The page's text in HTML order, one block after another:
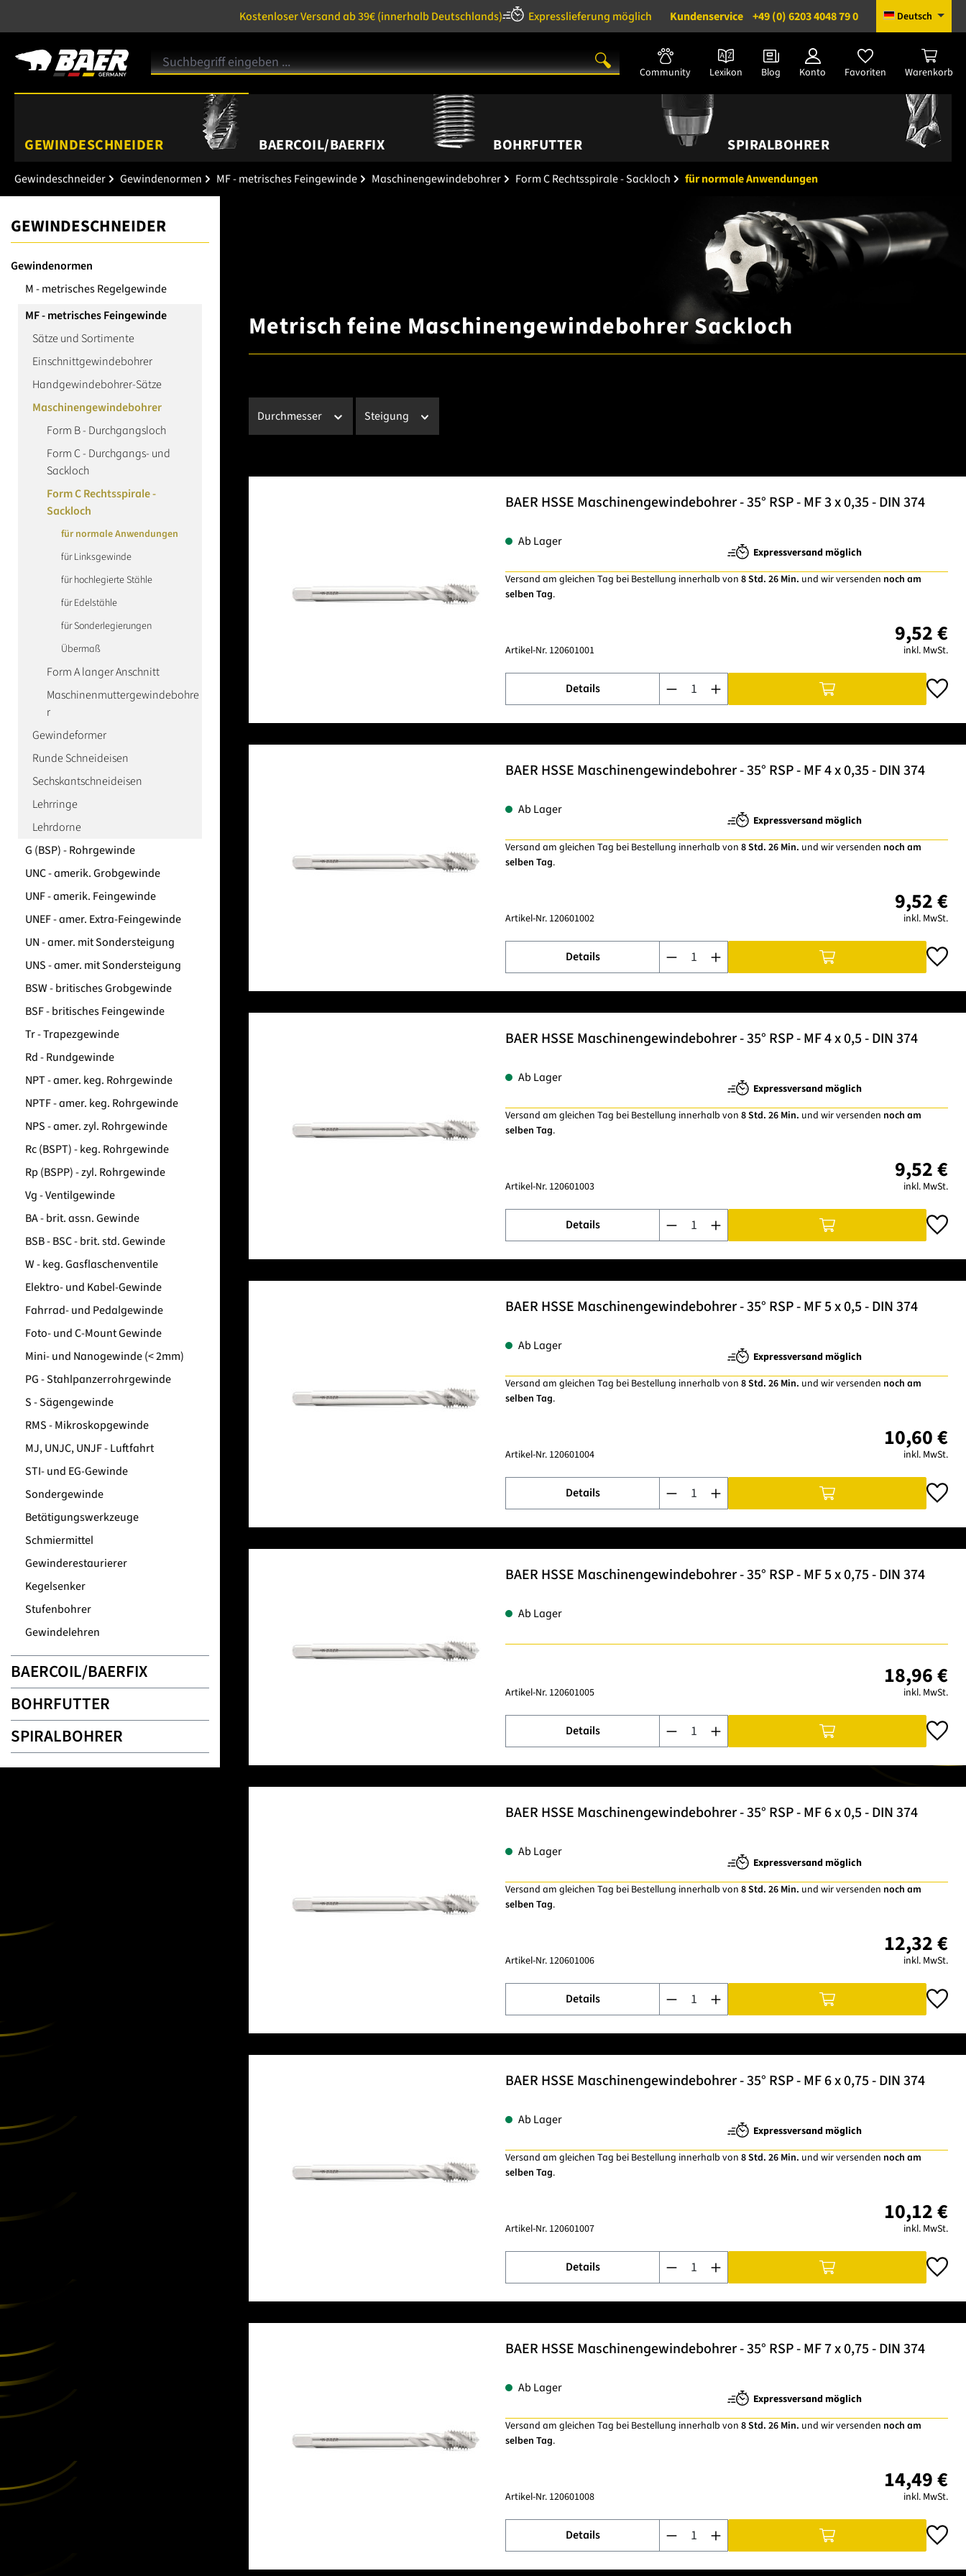
Kostenloser Versand ab 39€(innerhalb Deutschlands) Expresslieferung möglich Kundenservice +49 (0) 6203 4048 79 0 Deutsch
Community Lexikon Blog Konto Favoriten Warenkorb
GEWINDESCHNEIDER BAERCOIL/BAERFIX BOHRFUTTER SPIRALBOHRER
Gewindeschneider Gewindenormen MF - metrisches Feingewinde Maschinengewindebohrer Form C Rechtsspirale - Sackloch für normale Anwendungen
GEWINDESCHNEIDER
Gewindenormen
M - metrisches Regelgewinde
MF - metrisches Feingewinde
Sätze und Sortimente
Einschnittgewindebohrer
Handgewindebohrer-Sätze
Maschinengewindebohrer
Form B - Durchgangsloch
Form C - Durchgangs- und
Sackloch
Form C Rechtsspirale -
Sackloch
für normale Anwendungen
für Linksgewinde
für hochlegierte Stähle
für Edelstähle
für Sonderlegierungen
Übermaß
Form A langer Anschnitt
Maschinenmuttergewindebohre
r
Gewindeformer
Runde Schneideisen
Sechskantschneideisen
Lehrringe
Lehrdorne
G (BSP) - Rohrgewinde
UNC - amerik. Grobgewinde
UNF - amerik. Feingewinde
UNEF - amer. Extra-Feingewinde
UN - amer. mit Sondersteigung
UNS - amer. mit Sondersteigung
BSW - britisches Grobgewinde
BSF - britisches Feingewinde
Tr - Trapezgewinde
Rd - Rundgewinde
NPT - amer. keg. Rohrgewinde
NPTF - amer. keg. Rohrgewinde
NPS - amer. zyl. Rohrgewinde
Rc (BSPT) - keg. Rohrgewinde
Rp (BSPP) - zyl. Rohrgewinde
Vg - Ventilgewinde
BA - brit. assn. Gewinde
BSB - BSC - brit. std. Gewinde
W - keg. Gasflaschenventile
Elektro- und Kabel-Gewinde
Fahrrad- und Pedalgewinde
Foto- und C-Mount Gewinde
Mini- und Nanogewinde (< 2mm)
PG - Stahlpanzerrohrgewinde
S - Sägengewinde
RMS - Mikroskopgewinde
MJ, UNJC, UNJF - Luftfahrt
STI- und EG-Gewinde
Sondergewinde
Betätigungswerkzeuge
Schmiermittel
Gewinderestaurierer
Kegelsenker
Stufenbohrer
Gewindelehren
BAERCOIL/BAERFIX
BOHRFUTTER
SPIRALBOHRER
Metrisch feine Maschinengewindebohrer Sackloch
Durchmesser Steigung
BAER HSSE Maschinengewindebohrer - 35° RSP - MF 3 x 0,35 - DIN 374
Ab Lager
Expressversand möglich
Versand am gleichen Tag bei Bestellung innerhalb von 8 Std. 26 Min. und wir versenden noch am
selben Tag.
Artikel-Nr. 120601001
9,52 €
inkl. MwSt.
Details
Produkt Anzahl: Gib den gewünschten Wert ein oder
BAER HSSE Maschinengewindebohrer - 35° RSP - MF 4 x 0,35 - DIN 374
Ab Lager
Expressversand möglich
Versand am gleichen Tag bei Bestellung innerhalb von 8 Std. 26 Min. und wir versenden noch am
selben Tag.
Artikel-Nr. 120601002
9,52 €
inkl. MwSt.
Details
Produkt Anzahl: Gib den gewünschten Wert ein oder
BAER HSSE Maschinengewindebohrer - 35° RSP - MF 4 x 0,5 - DIN 374
Ab Lager
Expressversand möglich
Versand am gleichen Tag bei Bestellung innerhalb von 8 Std. 26 Min. und wir versenden noch am
selben Tag.
Artikel-Nr. 120601003
9,52 €
inkl. MwSt.
Details
Produkt Anzahl: Gib den gewünschten Wert ein oder
BAER HSSE Maschinengewindebohrer - 35° RSP - MF 5 x 0,5 - DIN 374
Ab Lager
Expressversand möglich
Versand am gleichen Tag bei Bestellung innerhalb von 8 Std. 26 Min. und wir versenden noch am
selben Tag.
Artikel-Nr. 120601004
10,60 €
inkl. MwSt.
Details
Produkt Anzahl: Gib den gewünschten Wert ein oder
BAER HSSE Maschinengewindebohrer - 35° RSP - MF 5 x 0,75 - DIN 374
Ab Lager
Artikel-Nr. 120601005
18,96 €
inkl. MwSt.
Details
Produkt Anzahl: Gib den gewünschten Wert ein oder
BAER HSSE Maschinengewindebohrer - 35° RSP - MF 6 x 0,5 - DIN 374
Ab Lager
Expressversand möglich
Versand am gleichen Tag bei Bestellung innerhalb von 8 Std. 26 Min. und wir versenden noch am
selben Tag.
Artikel-Nr. 120601006
12,32 €
inkl. MwSt.
Details
Produkt Anzahl: Gib den gewünschten Wert ein oder
BAER HSSE Maschinengewindebohrer - 35° RSP - MF 6 x 0,75 - DIN 374
Ab Lager
Expressversand möglich
Versand am gleichen Tag bei Bestellung innerhalb von 8 Std. 26 Min. und wir versenden noch am
selben Tag.
Artikel-Nr. 120601007
10,12 €
inkl. MwSt.
Details
Produkt Anzahl: Gib den gewünschten Wert ein oder
BAER HSSE Maschinengewindebohrer - 35° RSP - MF 7 x 0,75 - DIN 374
Ab Lager
Expressversand möglich
Versand am gleichen Tag bei Bestellung innerhalb von 8 Std. 26 Min. und wir versenden noch am
selben Tag.
Artikel-Nr. 120601008
14,49 €
inkl. MwSt.
Details
Produkt Anzahl: Gib den gewünschten Wert ein oder